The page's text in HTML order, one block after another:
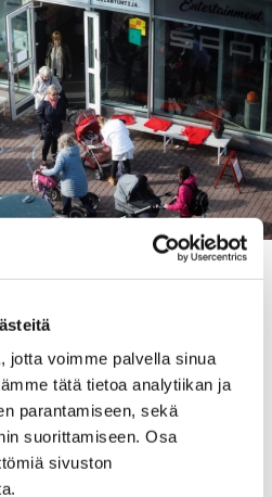
jotta voimme palvella sinua
tätä tietoa analytiikan ja
parantamiseen, sekä
suorittamiseen. Osa
sivuston
on tulossa uusia lukukoiria?
keikalla? Tätä ja
tulevien kahden
päällikköJyri
Elli-Mari Sulonen
10.–23. helmikuuta.
joten sitä kannattaa